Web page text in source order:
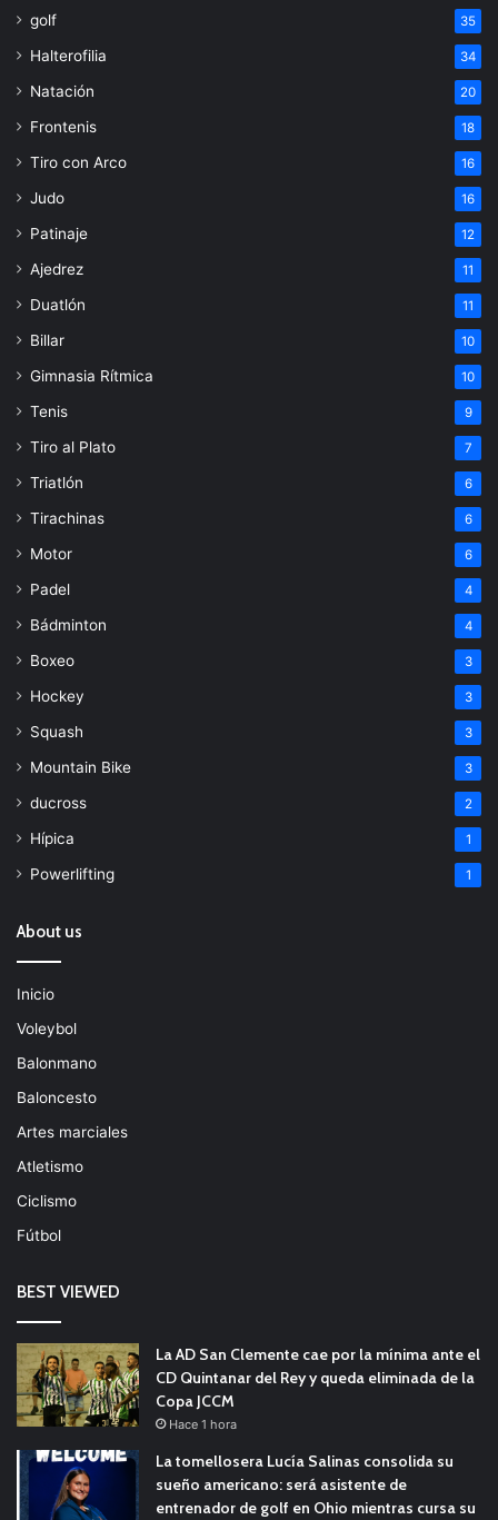
golf 35
Halterofilia 34
Natación 20
Frontenis 18
Tiro con Arco 16
Judo 16
Patinaje 12
Ajedrez 11
Duatlón 11
Billar 10
Gimnasia Rítmica 10
Tenis 9
Tiro al Plato 7
Triatlón 6
Tirachinas 6
Motor 6
Padel 4
Bádminton 4
Boxeo 3
Hockey 3
Squash 3
Mountain Bike 3
ducross 2
Hípica 1
Powerlifting 1
About us
Inicio
Voleybol
Balonmano
Baloncesto
Artes marciales
Atletismo
Ciclismo
Fútbol
BEST VIEWED
La AD San Clemente cae por la mínima ante el
CD Quintanar del Rey y queda eliminada de la
Copa JCCM
Hace 1 hora
La tomellosera Lucía Salinas consolida su
sueño americano: será asistente de
entrenador de golf en Ohio mientras cursa su